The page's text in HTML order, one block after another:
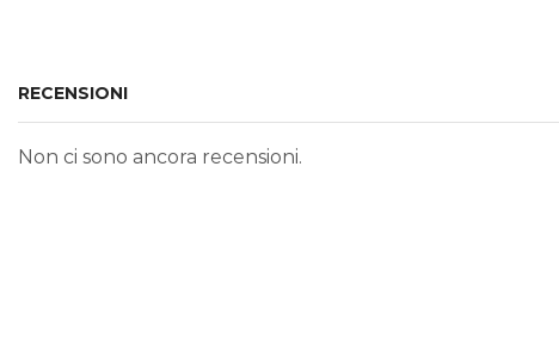
RECENSIONI
Non ci sono ancora recensioni.